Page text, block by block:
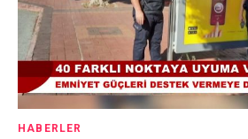
HABERLER